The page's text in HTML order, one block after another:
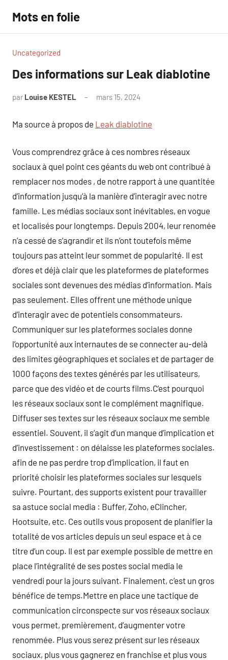
contenu
Mots en folie
Uncategorized
Des informations sur Leak diablotine
par Louise KESTEL mars 15, 2024
Ma source à propos de Leak diablotine
Vous comprendrez grâce à ces nombres réseaux
sociaux à quel point ces géants du web ont contribué à
remplacer nos modes , de notre rapport à une quantitée
d’information jusqu’à la manière d’interagir avec notre
famille. Les médias sociaux sont inévitables, en vogue
et localisés pour longtemps. Depuis 2004, leur renomée
n’a cessé de s’agrandir et ils n’ont toutefois même
toujours pas atteint leur sommet de popularité. Il est
d’ores et déjà clair que les plateformes de plateformes
sociales sont devenues des médias d’information. Mais
pas seulement. Elles offrent une méthode unique
d’interagir avec de potentiels consommateurs.
Communiquer sur les plateformes sociales donne
l’opportunité aux internautes de se connecter au-delà
des limites géographiques et sociales et de partager de
1000 façons des textes générés par les utilisateurs,
parce que des vidéo et de courts films.C’est pourquoi
les réseaux sociaux sont le complément magnifique.
Diffuser ses textes sur les réseaux sociaux me semble
essentiel. Souvent, il s’agit d’un manque d’implication et
d’investissement : on délaisse les plateformes sociales.
afin de ne pas perdre trop d’implication, il faut en
priorité choisir les plateformes sociales sur lesquels
suivre. Pourtant, des supports existent pour travailler
sa astuce social media : Buffer, Zoho, eClincher,
Hootsuite, etc. Ces outils vous proposent de planifier la
totalité de vos articles depuis un seul espace et à ce
titre d’un coup. Il est par exemple possible de mettre en
place l’intégralité de ses postes social media le
vendredi pour la jours suivant. Finalement, c’est un gros
bénéfice de temps.Mettre en place une tactique de
communication circonspecte sur vos réseaux sociaux
vous permet, premièrement, d’augmenter votre
renommée. Plus vous serez présent sur les réseaux
sociaux, plus vous gagnerez en franchise et plus vous